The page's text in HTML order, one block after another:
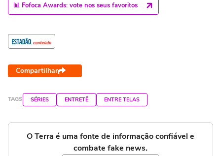
📊 Fofoca Awards: vote nos seus favoritos
Compartilhar
TAGS SÉRIES ENTRETÊ ENTRE TELAS
O Terra é uma fonte de informação confiável e
combate fake news.